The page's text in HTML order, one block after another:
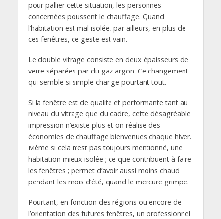
pour pallier cette situation, les personnes
concernées poussent le chauffage. Quand
l’habitation est mal isolée, par ailleurs, en plus de
ces fenêtres, ce geste est vain.
Le double vitrage consiste en deux épaisseurs de
verre séparées par du gaz argon. Ce changement
qui semble si simple change pourtant tout.
Si la fenêtre est de qualité et performante tant au
niveau du vitrage que du cadre, cette désagréable
impression n’existe plus et on réalise des
économies de chauffage bienvenues chaque hiver.
Même si cela n’est pas toujours mentionné, une
habitation mieux isolée ; ce que contribuent à faire
les fenêtres ; permet d’avoir aussi moins chaud
pendant les mois d’été, quand le mercure grimpe.
Pourtant, en fonction des régions ou encore de
l’orientation des futures fenêtres, un professionnel